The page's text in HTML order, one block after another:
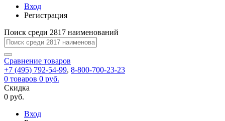
регистрации.
Ок
Запомнить
меня
Забыли
ссылку
на
указанный
электронный
адрес,
перейдя
по
которой
вы
новый
ссылка.
Перейдите
по
для
смены
пароля.
Сменить
Войти
Сообщение
пользовательского
соглашения
Вход
Регистрация
Поиск среди 2817 наименований
Сравнение товаров
+7 (495) 792-54-99, 8-800-700-23-23
0 товаров 0 руб.
Скидка
0 руб.
Вход